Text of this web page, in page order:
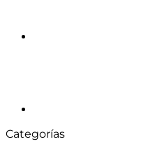
Categorías